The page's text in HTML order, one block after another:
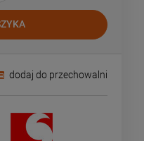
dodaj do przechowalni